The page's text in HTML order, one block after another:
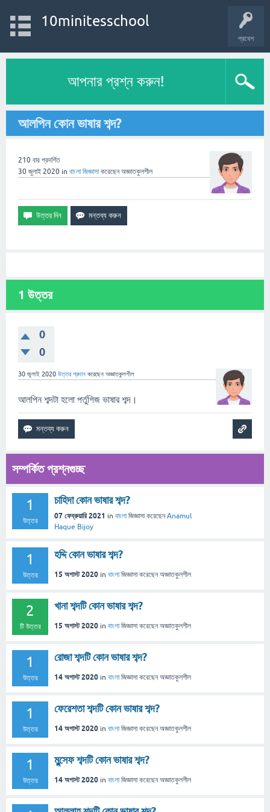
প্রবেশ
10minitesschool
আপনার প্রশ্ন করুন!
আলপিন কোন ভাষার শব্দ?
210 বার প্রদর্শিত
30 জুলাই 2020 in বাংলা জিজ্ঞাসা করেছেনঅজ্ঞাতকুলশীল
1 উত্তর
0
0
30 জুলাই 2020 উত্তর প্রদান করেছেন অজ্ঞাতকুলশীল
আলপিন শব্দটা হলো পর্তুগিজ ভাষার শব্দ।
সম্পর্কিত প্রশ্নগুচ্ছ
1
উত্তর
চাহিদা কোন ভাষার শব্দ?
07 ফেব্রুয়ারি 2021 in বাংলা জিজ্ঞাসা করেছেনAnamul
Haque Bijoy
1
উত্তর
হদ্দি কোন ভাষার শব্দ?
15 অগাস্ট 2020 in বাংলা জিজ্ঞাসা করেছেনঅজ্ঞাতকুলশীল
2
টি উত্তর
খানা শব্দটি কোন ভাষার শব্দ?
15 অগাস্ট 2020 in বাংলা জিজ্ঞাসা করেছেনঅজ্ঞাতকুলশীল
1
উত্তর
রোজা শব্দটি কোন ভাষার শব্দ?
14 অগাস্ট 2020 in বাংলা জিজ্ঞাসা করেছেনঅজ্ঞাতকুলশীল
1
উত্তর
ফেরেশতা শব্দটি কোন ভাষার শব্দ?
14 অগাস্ট 2020 in বাংলা জিজ্ঞাসা করেছেনঅজ্ঞাতকুলশীল
1
উত্তর
মুন্সেফ শব্দটি কোন ভাষার শব্দ?
14 অগাস্ট 2020 in বাংলা জিজ্ঞাসা করেছেনঅজ্ঞাতকুলশীল